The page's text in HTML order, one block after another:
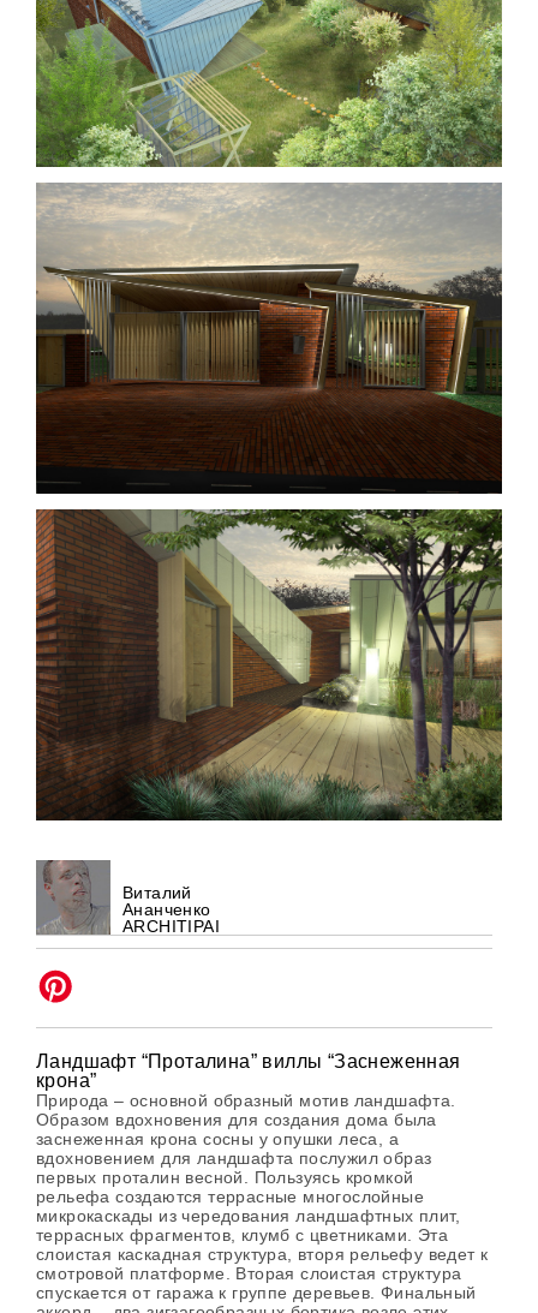
Виталий
Ананченко
ARCHITIPAI
Ландшафт “Проталина” виллы “Заснеженная
крона”
Природа – основной образный мотив ландшафта.
Образом вдохновения для создания дома была
заснеженная крона сосны у опушки леса, а
вдохновением для ландшафта послужил образ
первых проталин весной. Пользуясь кромкой
рельефа создаются террасные многослойные
микрокаскады из чередования ландшафтных плит,
террасных фрагментов, клумб с цветниками. Эта
слоистая каскадная структура, вторя рельефу ведет к
смотровой платформе. Вторая слоистая структура
спускается от гаража к группе деревьев. Финальный